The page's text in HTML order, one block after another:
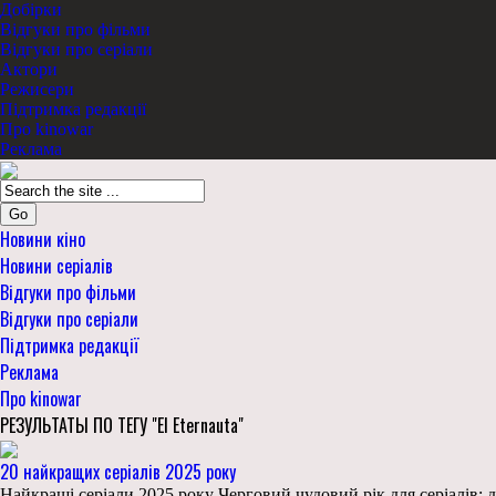
Добірки
Відгуки про фільми
Відгуки про серіали
Актори
Режисери
Підтримка редакції
Про kinowar
Реклама
Go
Новини кіно
Новини серіалів
Відгуки про фільми
Відгуки про серіали
Підтримка редакції
Реклама
Про kinowar
РЕЗУЛЬТАТЫ ПО ТЕГУ "El Eternauta"
20 найкращих серіалів 2025 року